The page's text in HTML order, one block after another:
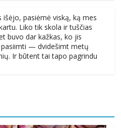
išėjo, pasiėmė viską, ką mes
Liko tik skola ir tuščias
buvo dar kažkas, ko jis
— dvidešimt metų
Ir būtent tai tapo pagrindu